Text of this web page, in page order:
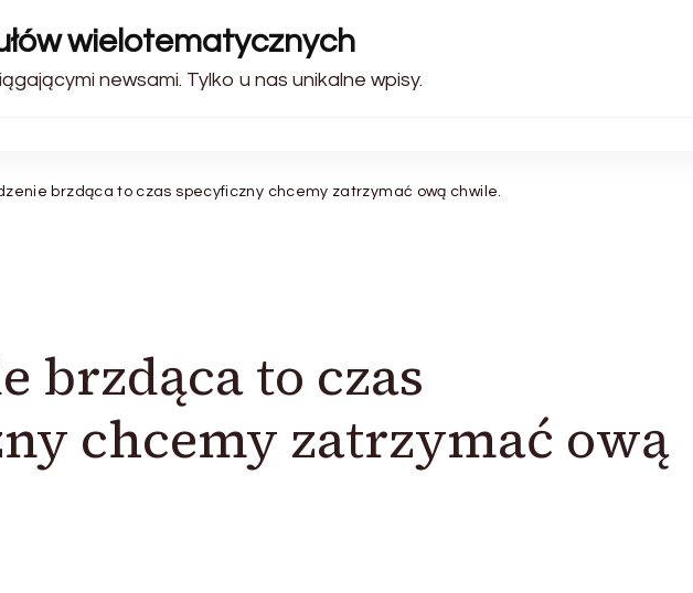
wielotematycznych
newsami. Tylko u nas unikalne wpisy.
brzdąca to czas specyficzny chcemy zatrzymać ową chwile.
brzdąca to czas
chcemy zatrzymać ową